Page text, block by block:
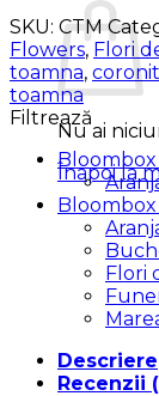
Nu ai
Înapoi la
SKU: CTM
Flowers, Flori
toamna,
toamna
Filtrează
Flori
Descriere
Recenzii